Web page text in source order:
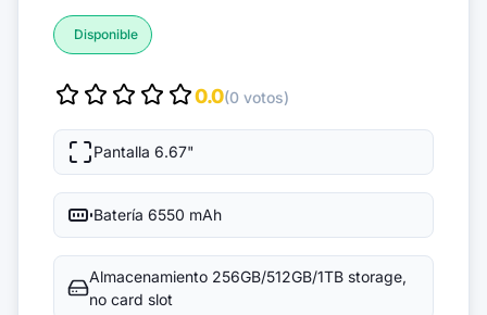
Disponible
0.0(0 votos)
Pantalla 6.67"
Batería 6550 mAh
Almacenamiento 256GB/512GB/1TB storage,
no card slot